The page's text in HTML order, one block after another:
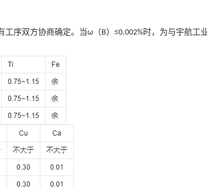
工序双方协商确定。当ω （B） ≤0.002%时，为与宇航工